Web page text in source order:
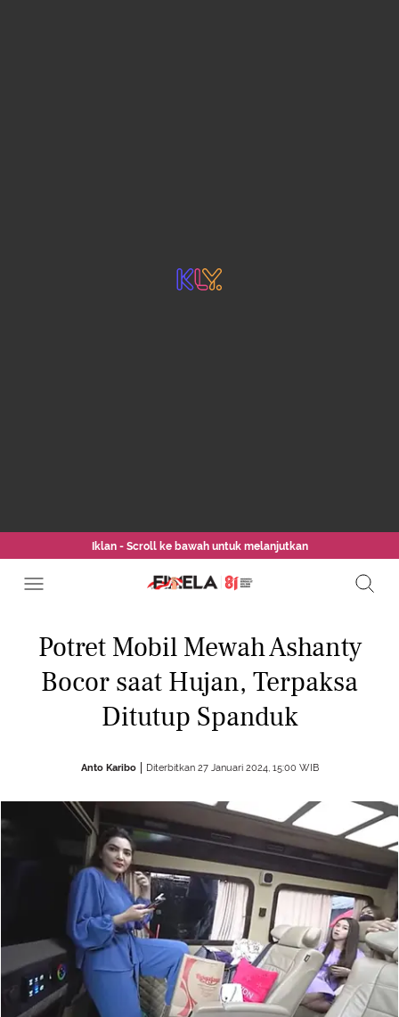
Iklan - Scroll ke bawah untuk melanjutkan
Potret Mobil Mewah Ashanty
Bocor saat Hujan, Terpaksa
Ditutup Spanduk
Anto Karibo Diterbitkan 27 Januari 2024, 15:00 WIB